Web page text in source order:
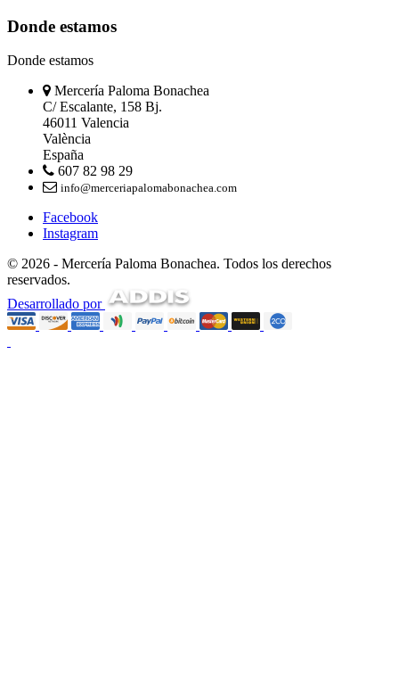
Donde estamos
Donde estamos
Mercería Paloma Bonachea
C/ Escalante, 158 Bj.
46011 Valencia
València
España
607 82 98 29
info@merceriapalomabonachea.com
Facebook
Instagram
© 2026 - Mercería Paloma Bonachea. Todos los derechos
reservados.
Desarrollado por